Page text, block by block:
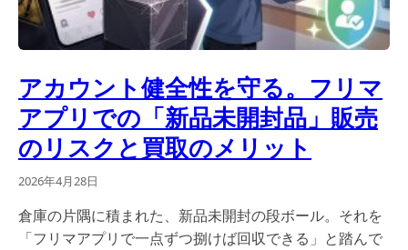
アカウント健全性を守る。フリマ
アプリでの「新品未開封品」販売
のリスクと買取のメリット
2026年4月28日
倉庫の片隅に積まれた、新品未開封の段ボール。それを
「フリマアプリで一点ずつ捌けば回収できる」と踏んで